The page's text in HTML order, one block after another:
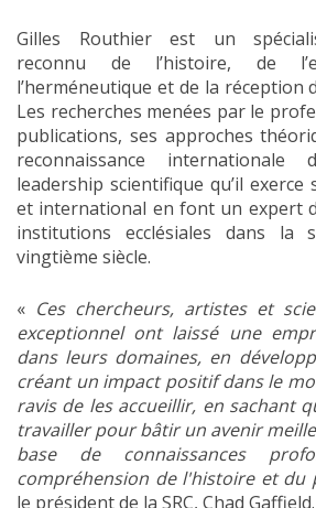
Gilles Routhier est un
reconnu de l’histoire, de
l’herméneutique et de la réception
Les recherches menées par le
publications, ses approches
reconnaissance
leadership scientifique qu’il
et international en font un expert
institutions ecclésiales dans la
vingtième siècle.
« Ces chercheurs, artistes et
exceptionnel ont laissé une
dans leurs domaines, en
créant un impact positif dans le
ravis de les accueillir, en sachant
travailler pour bâtir un avenir
base de connaissances
compréhension de l'histoire et du
le président de la SRC, Chad Gaffield.